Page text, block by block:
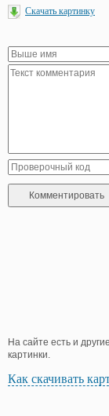
Скачать картинку
На сайте есть и
картинки.
Как скачивать